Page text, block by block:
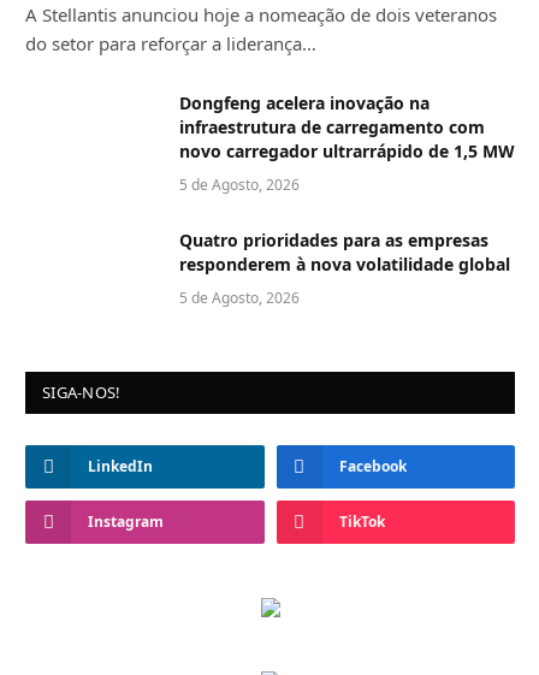
A Stellantis anunciou hoje a nomeação de dois veteranos
do setor para reforçar a liderança…
Dongfeng acelera inovação na
infraestrutura de carregamento com
novo carregador ultrarrápido de 1,5 MW
5 de Agosto, 2026
Quatro prioridades para as empresas
responderem à nova volatilidade global
5 de Agosto, 2026
SIGA-NOS!
LinkedIn Facebook
Instagram TikTok